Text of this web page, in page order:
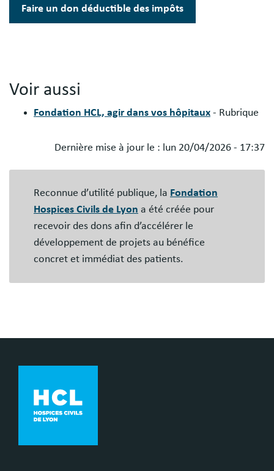
Faire un don déductible des impôts
Voir aussi
Fondation HCL, agir dans vos hôpitaux - Rubrique
Dernière mise à jour le : lun 20/04/2026 - 17:37
Reconnue d’utilité publique, la Fondation
Hospices Civils de Lyon a été créée pour
recevoir des dons afin d’accélérer le
développement de projets au bénéfice
concret et immédiat des patients.